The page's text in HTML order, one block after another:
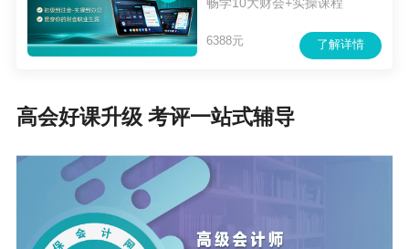
了解详情
6388元
高会好课升级 考评一站式辅导